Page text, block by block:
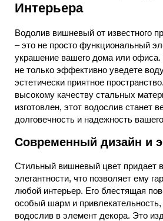
Интерьера
Водолив вишневый от известного
– это не просто функциональный
украшение вашего дома или
не только эффективно уведете
эстетически приятное
высокому качеству стальных
изготовлен, этот водослив станет
долговечность и надежность
Современный дизайн и
Стильный вишневый цвет придает
элегантности, что позволяет ему
любой интерьер. Его блестящая
особый шарм и
водослив в элемент декора. Это